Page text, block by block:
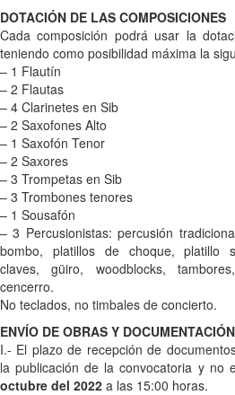
DOTACIÓN DE LAS COMPOSICIONES
Cada composición podrá usar la
teniendo como posibilidad máxima la
– 1 Flautín
– 2 Flautas
– 4 Clarinetes en Sib
– 2 Saxofones Alto
– 1 Saxofón Tenor
– 2 Saxores
– 3 Trompetas en Sib
– 3 Trombones tenores
– 1 Sousafón
– 3 Percusionistas: percusión
bombo, platillos de choque, platillo
claves, güiro, woodblocks,
cencerro.
No teclados, no timbales de concierto.
ENVÍO DE OBRAS Y
I.- El plazo de recepción de
la publicación de la convocatoria y no
octubre del 2022 a las 15:00 horas.